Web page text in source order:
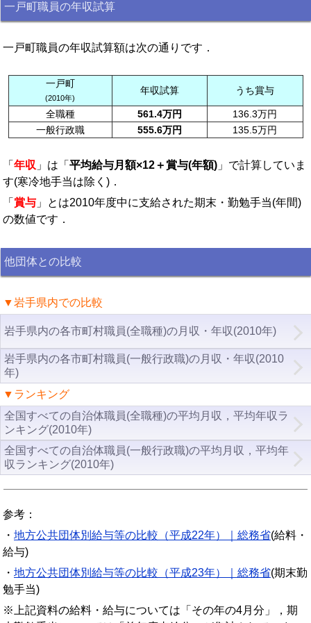
一戸町職員の年収試算
一戸町職員の年収試算額は次の通りです．
一戸町
(2010年)
年収試算 うち賞与
全職種 561.4万円
136.3万円
一般行政職
555.6万円 135.5万円
「 年収 」は「 平均給与月額×12＋賞与(年額) 」で計算していま
す(寒冷地手当は除く)．
「 賞与 」とは2010年度中に支給された期末・勤勉手当(年間)
の数値です．
他団体との比較
▼岩手県内での比較
岩手県内の各市町村職員(全職種)の月収・年収(2010年)
岩手県内の各市町村職員(一般行政職)の月収・年収(2010
年)
▼ランキング
全国すべての自治体職員(全職種)の平均月収，平均年収ラ
ンキング(2010年)
全国すべての自治体職員(一般行政職)の平均月収，平均年
収ランキング(2010年)
参考：
・ 地方公共団体別給与等の比較（平成22年）｜総務省(給料・
給与)
・ 地方公共団体別給与等の比較（平成23年）｜総務省(期末勤
勉手当)
※上記資料の給料・給与については「その年の4月分」，期